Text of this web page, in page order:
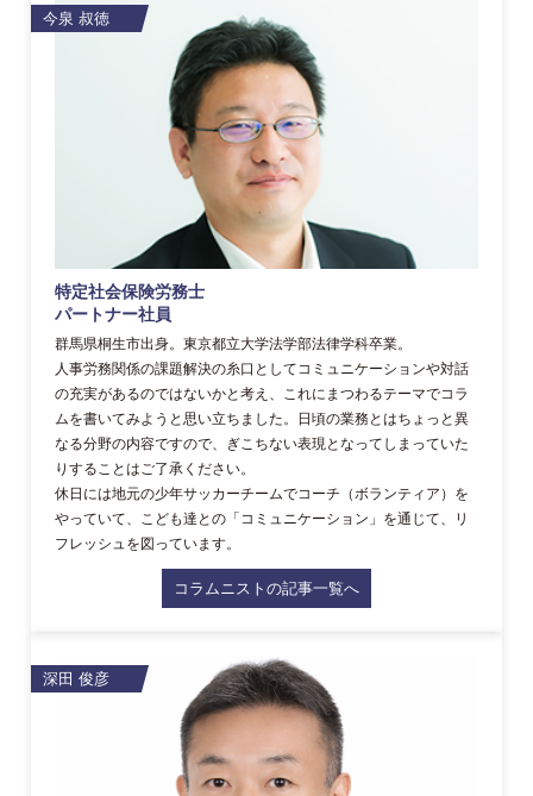
今泉 叔徳
特定社会保険労務士
パートナー社員
群馬県桐生市出身。東京都立大学法学部法律学科卒業。
人事労務関係の課題解決の糸口としてコミュニケーションや対話
の充実があるのではないかと考え、これにまつわるテーマでコラ
ムを書いてみようと思い立ちました。日頃の業務とはちょっと異
なる分野の内容ですので、ぎこちない表現となってしまっていた
りすることはご了承ください。
休日には地元の少年サッカーチームでコーチ（ボランティア）を
やっていて、こども達との「コミュニケーション」を通じて、リ
フレッシュを図っています。
コラムニストの記事一覧へ
深田 俊彦